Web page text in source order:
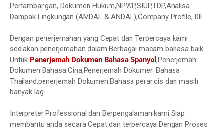
Pertambangan, Dokumen Hukum,NPWP,SIUP,TDP,Analisa
Dampak Lingkungan (AMDAL & ANDAL),Company Profile, Dll.
Dengan penerjemahan yang Cepat dan Terpercaya kami
sediakan penerjemahan dalam Berbagai macam bahasa baik
Untuk Penerjemah Dokumen Bahasa Spanyol ,Penerjemah
Dokumen Bahasa Cina,Penerjemah Dokumen Bahasa
Thailand,penerjemah Dokumen Bahasa perancis dan masih
banyak lagi.
Interpreter Professional dan Berpengalaman kami Siap
membantu anda secara Cepat dan terpercaya Dengan Proses